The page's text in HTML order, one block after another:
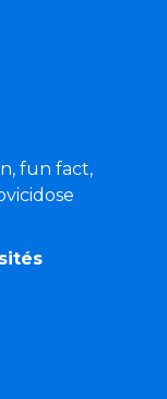
fun fact,